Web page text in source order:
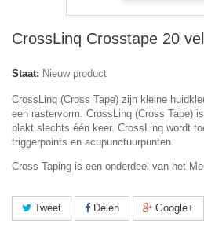
CrossLinq Crosstape 20
Staat: Nieuw product
CrossLinq (Cross Tape) zijn k leine
een rastervorm. CrossLinq (Cross Tape)
plakt slechts één keer. CrossLinq wordt
triggerpoints en acupunctuurpunten.
Cross Taping is een onderdeel van het
Tweet Delen Google+